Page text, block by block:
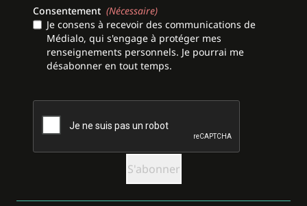
Consentement (Nécessaire)
Je consens à recevoir des communications de
Médialo, qui s'engage à protéger mes
renseignements personnels. Je pourrai me
désabonner en tout temps.